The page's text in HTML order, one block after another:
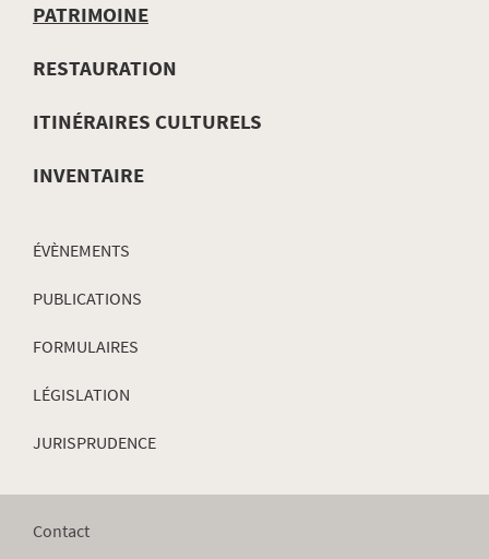
MENU
DE
PATRIMOINE
RESTAURATION
ITINÉRAIRES CULTURELS
INVENTAIRE
ÉVÈNEMENTS
PUBLICATIONS
FORMULAIRES
LÉGISLATION
JURISPRUDENCE
Contact